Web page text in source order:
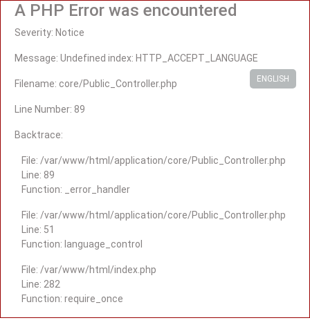
A PHP Error was encountered
Severity: Notice
Message: Undefined index: HTTP_ACCEPT_LANGUAGE
Filename: core/Public_Controller.php
Line Number: 89
Backtrace:
File: /var/www/html/application/core/Public_Controller.php
Line: 89
Function: _error_handler
File: /var/www/html/application/core/Public_Controller.php
Line: 51
Function: language_control
File: /var/www/html/index.php
Line: 282
Function: require_once
ENGLISH